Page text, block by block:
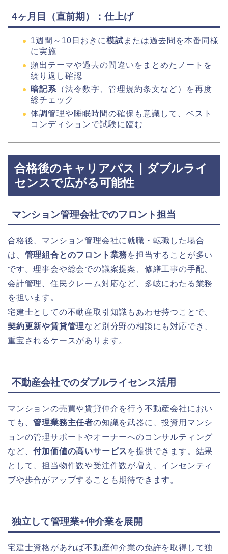
4ヶ月目（直前期）：仕上げ
1週間～10日おきに模試 または過去問を本番同様
に実施
頻出テーマや過去の間違いをまとめたノートを
繰り返し確認
暗記系 （法令数字、管理規約条文など）を再度
総チェック
体調管理や睡眠時間の確保も意識して、ベスト
コンディションで試験に臨む
合格後のキャリアパス｜ダブルライ
センスで広がる可能性
マンション管理会社でのフロント担当
合格後、マンション管理会社に就職・転職した場合
は、 管理組合とのフロント業務を担当することが多い
です。理事会や総会での議案提案、修繕工事の手配、
会計管理、住民クレーム対応など、多岐にわたる業務
を担います。
宅建士としての不動産取引知識もあわせ持つことで、
契約更新や賃貸管理など別分野の相談にも対応でき、
重宝されるケースがあります。
不動産会社でのダブルライセンス活用
マンションの売買や賃貸仲介を行う不動産会社におい
ても、管理業務主任者の知識を武器に、投資用マンシ
ョンの管理サポートやオーナーへのコンサルティング
など、付加価値の高いサービス を提供できます。結果
として、担当物件数や受注件数が増え、インセンティ
ブや歩合がアップすることも期待できます。
独立して管理業+仲介業を展開
宅建士資格があれば不動産仲介業の免許を取得して独